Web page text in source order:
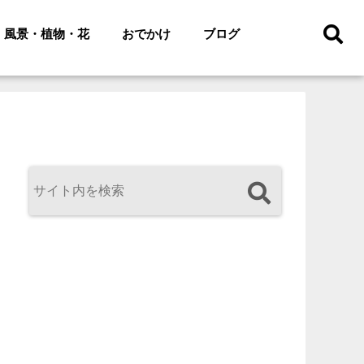
風景・植物・花 おでかけ ブログ